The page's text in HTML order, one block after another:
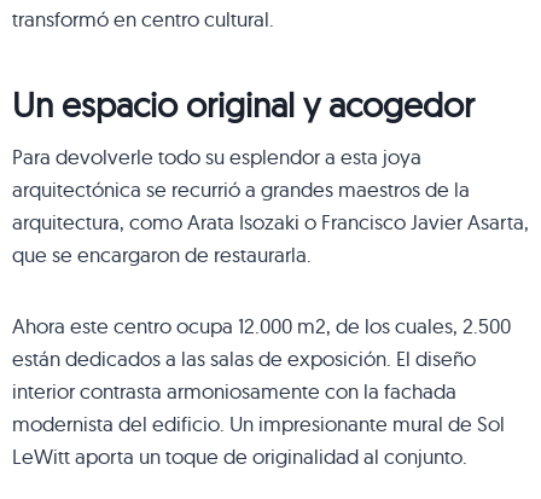
transformó en centro cultural.
Un espacio original y acogedor
Para devolverle todo su esplendor a esta joya
arquitectónica se recurrió a grandes maestros de la
arquitectura, como Arata Isozaki o Francisco Javier Asarta,
que se encargaron de restaurarla.
Ahora este centro ocupa 12.000 m2, de los cuales, 2.500
están dedicados a las salas de exposición. El diseño
interior contrasta armoniosamente con la fachada
modernista del edificio. Un impresionante mural de Sol
LeWitt aporta un toque de originalidad al conjunto.